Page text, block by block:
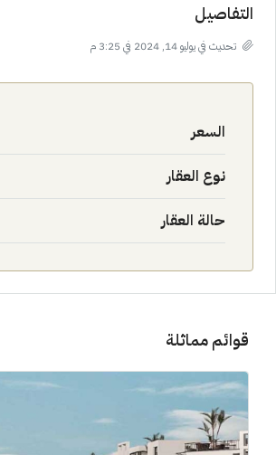
التفاصيل
تحديث في يوليو 14, 2024 في 3:25 م
السعر
نوع العقار
حالة العقار
قوائم مماثلة